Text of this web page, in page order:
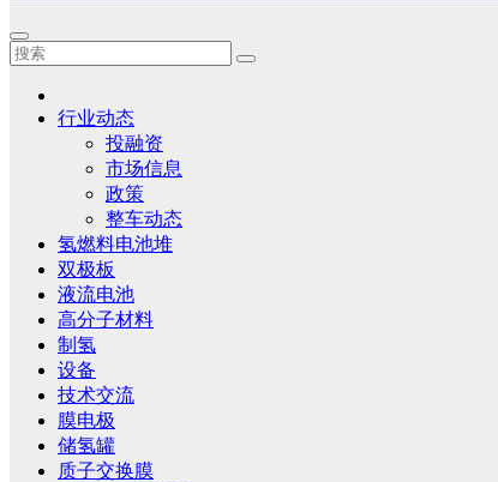
行业动态
投融资
市场信息
政策
整车动态
氢燃料电池堆
双极板
液流电池
高分子材料
制氢
设备
技术交流
膜电极
储氢罐
质子交换膜